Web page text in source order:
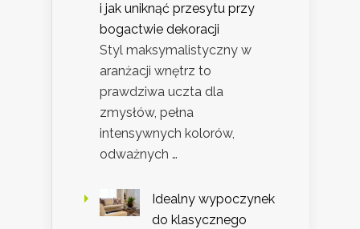
i jak uniknąć przesytu przy
bogactwie dekoracji
Styl maksymalistyczny w
aranżacji wnętrz to
prawdziwa uczta dla
zmysłów, pełna
intensywnych kolorów,
odważnych …
Idealny wypoczynek
do klasycznego